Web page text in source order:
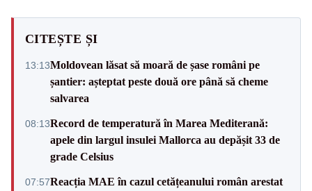
CITEȘTE ȘI
13:13Moldovean lăsat să moară de șase români pe
șantier: așteptat peste două ore până să cheme
salvarea
08:13Record de temperatură în Marea Mediterană:
apele din largul insulei Mallorca au depășit 33 de
grade Celsius
07:57Reacția MAE în cazul cetățeanului român arestat